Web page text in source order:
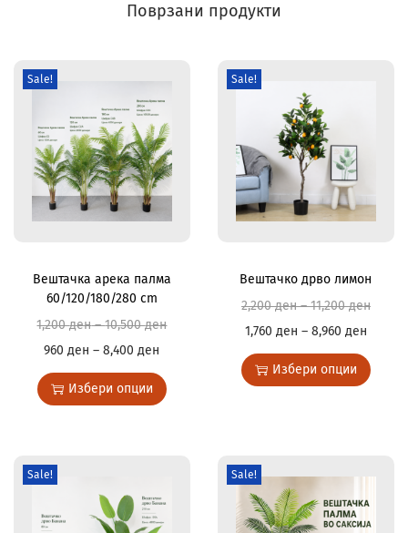
Поврзани продукти
Sale!
Вештачка арека палма
60/120/180/280 cm
1,200ден–10,500ден
960ден –8,400ден
Избери опции
Sale!
Вештачко дрво лимон
2,200ден–11,200ден
1,760 ден – 8,960 ден
Избери опции
Sale! Sale!